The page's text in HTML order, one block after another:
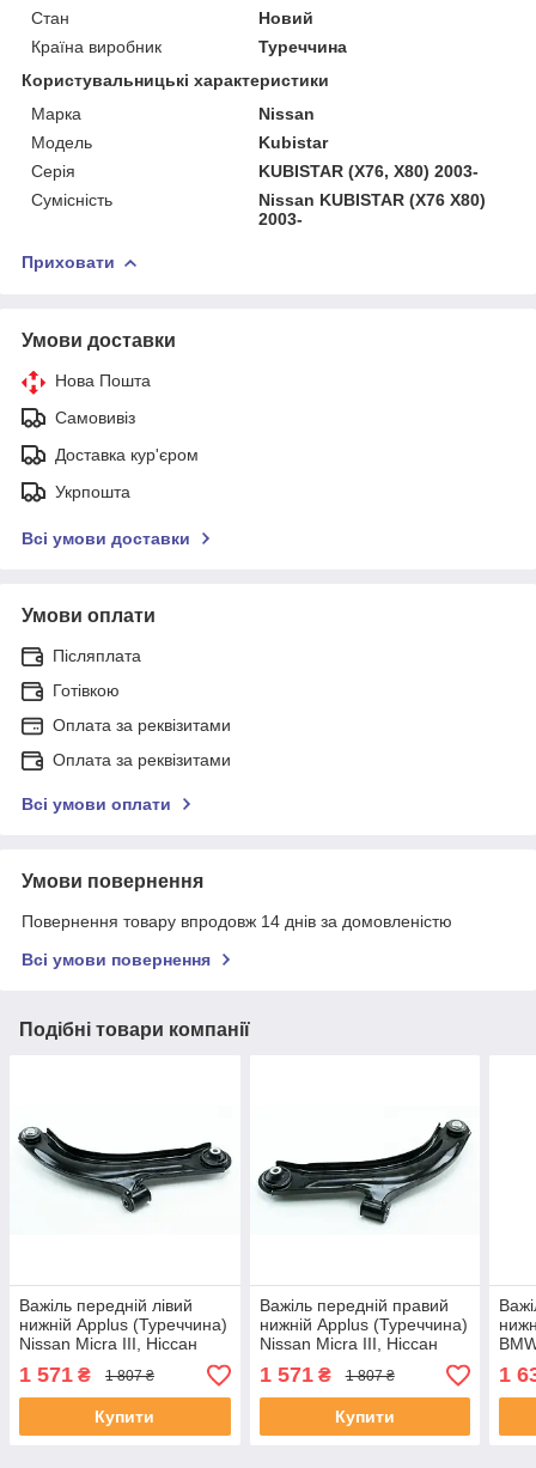
Стан
Новий
Країна виробник
Туреччина
Користувальницькі характеристики
Марка
Nissan
Мoдель
Kubistar
Серія
KUBISTAR (X76, X80) 2003-
Сумісність
Nissan KUBISTAR (X76 X80)
2003-
Приховати
Умови доставки
Нова Пошта
Самовивіз
Доставка кур'єром
Укрпошта
Всі умови доставки
Умови оплати
Післяплата
Готівкою
Оплата за реквізитами
Оплата за реквізитами
Всі умови оплати
Умови повернення
Повернення товару впродовж 14 днів за домовленістю
Всі умови повернення
Подібні товари компанії
Важіль передній лівий
нижній Applus (Туреччина)
Nissan Micra III, Ніссан
Мікра 3 03-10 #14600AP
UANBNUO4
1 571 ₴ 1 807 ₴
Купити
Важіль передній правий
нижній Applus (Туреччина)
Nissan Micra III, Ніссан
Мікра 3 03-10 #14599AP
UALUFHK4
1 571₴ 1 807 ₴
Купити
5
1